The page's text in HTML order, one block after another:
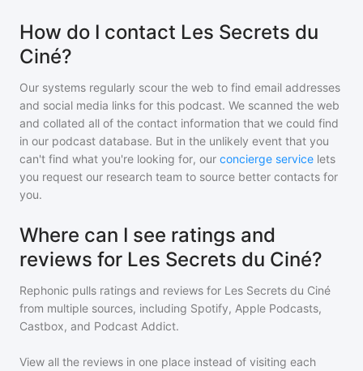
How do I contact Les Secrets du
Ciné?
Our systems regularly scour the web to find email addresses
and social media links for this podcast. We scanned the web
and collated all of the contact information that we could find
in our podcast database. But in the unlikely event that you
can't find what you're looking for, our concierge service lets
you request our research team to source better contacts for
you.
Where can I see ratings and
reviews for Les Secrets du Ciné?
Rephonic pulls ratings and reviews for Les Secrets du Ciné
from multiple sources, including Spotify, Apple Podcasts,
Castbox, and Podcast Addict.
View all the reviews in one place instead of visiting each